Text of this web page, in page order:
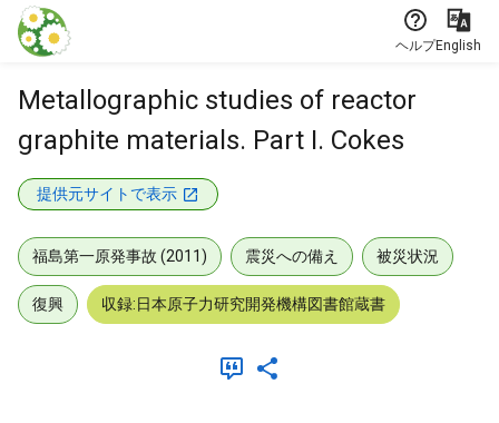
本文に飛ぶ
ヘルプEnglish
Metallographic studies of reactor
graphite materials. Part I. Cokes
提供元サイトで表示
福島第一原発事故 (2011) 震災への備え 被災状況
復興 収録:日本原子力研究開発機構図書館蔵書